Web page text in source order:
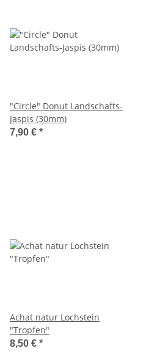
"Circle" Donut Landschafts-
Jaspis (30mm)
7,90 € *
Achat natur Lochstein
"Tropfen"
8,50 € *